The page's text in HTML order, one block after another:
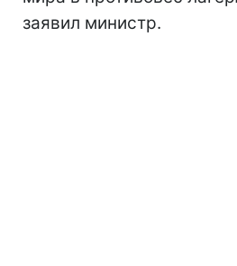
заявил министр.